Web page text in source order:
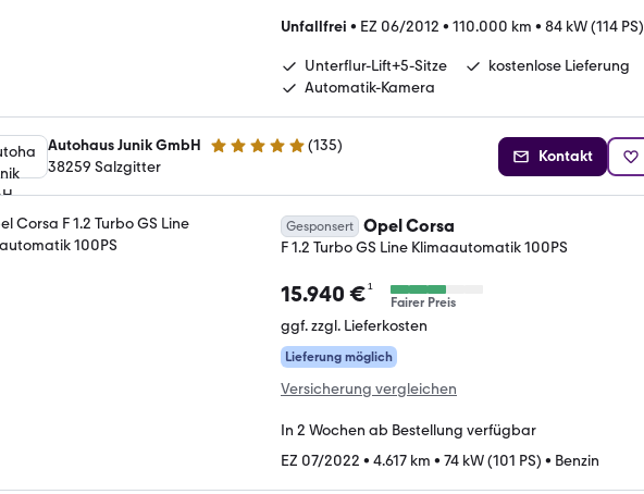
Unfallfrei • EZ 06/2012 • 110.000 km • 84 kW (114 PS)
Unterflur-Lift+5-Sitze
kostenlose Lieferung
Automatik-Kamera
Autohaus Junik GmbH 4.9 Sterne (135)
38259 Salzgitter
Kontakt
Gesponsert Opel Corsa
F 1.2 Turbo GS Line Klimaautomatik 100PS
15.940 €¹
Fairer Preis
ggf. zzgl. Lieferkosten
Lieferung möglich
Versicherung vergleichen
In 2 Wochen ab Bestellung verfügbar
EZ 07/2022 • 4.617 km • 74 kW (101 PS) • Benzin